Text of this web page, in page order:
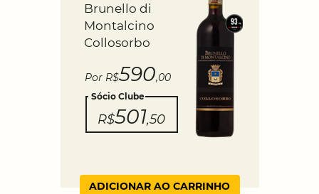
Brunello di
Montalcino
Collosorbo
Por R$590,00
Sócio Clube
R$501,50
ADICIONAR AO CARRINHO